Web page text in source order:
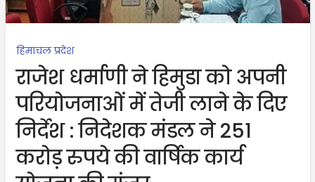
हिमाचल प्रदेश
राजेश धर्माणी ने हिमुडा को अपनी
परियोजनाओं में तेजी लाने के दिए
निर्देश : निदेशक मंडल ने 251
करोड़ रुपये की वार्षिक कार्य